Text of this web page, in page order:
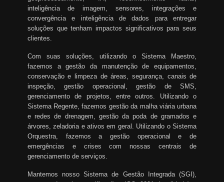
inteligência de imagem, sensores, integrações e
convergência e inteligência de dados para entregar
soluções que tenham impactos significativos para seus
clientes.
Com suas soluções, utilizando o Sistema Maestro,
fazemos a gestão da manutenção de equipamentos,
conservação e limpeza de áreas, segurança, canais de
inspeção, gestão operacional, gestão de SMS,
gerenciamento de projetos, entre outros. Utilizando o
Sistema Regente, fazemos gestão da malha viária urbana
e redes de drenagem, gestão da poda de gramados e
árvores, zeladoria e ativos em geral. Utilizando o Sistema
Orquestra, fazemos a gestão operacional e de
emergências e crises com nossas centrais de
gerenciamento de serviços.
Mantemos nosso Sistema de Gestão Integrada (SGI),